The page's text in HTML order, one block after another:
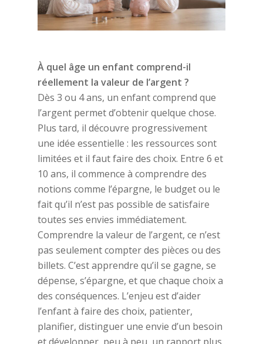
À quel âge un enfant comprend-il
réellement la valeur de l’argent ?
Dès 3 ou 4 ans, un enfant comprend que
l’argent permet d’obtenir quelque chose.
Plus tard, il découvre progressivement
une idée essentielle : les ressources sont
limitées et il faut faire des choix. Entre 6 et
10 ans, il commence à comprendre des
notions comme l’épargne, le budget ou le
fait qu’il n’est pas possible de satisfaire
toutes ses envies immédiatement.
Comprendre la valeur de l’argent, ce n’est
pas seulement compter des pièces ou des
billets. C’est apprendre qu’il se gagne, se
dépense, s’épargne, et que chaque choix a
des conséquences. L’enjeu est d’aider
l’enfant à faire des choix, patienter,
planifier, distinguer une envie d’un besoin